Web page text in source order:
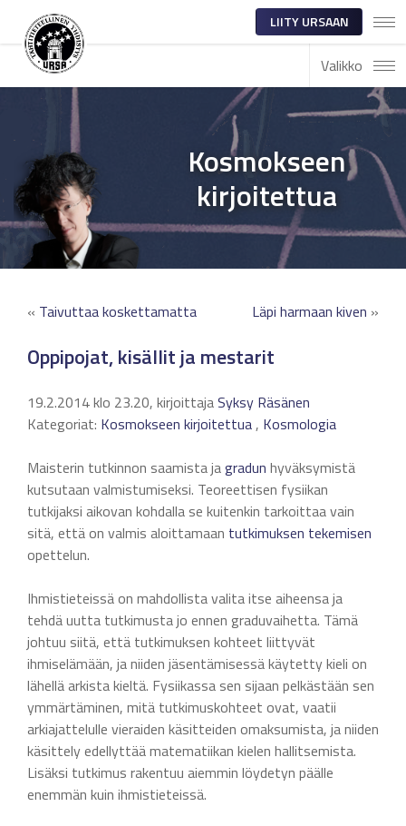
LIITY URSAAN
Valikko
Kosmokseen
kirjoitettua
« Taivuttaa koskettamatta Läpi harmaan kiven »
Oppipojat, kisällit ja mestarit
19.2.2014 klo 23.20, kirjoittajaSyksy Räsänen
Kategoriat: Kosmokseen kirjoitettua, Kosmologia
Maisterin tutkinnon saamista jagradun hyväksymistä
kutsutaan valmistumiseksi. Teoreettisen fysiikan
tutkijaksi aikovan kohdalla se kuitenkin tarkoittaa vain
sitä, että on valmis aloittamaan tutkimuksen tekemisen
opettelun.
Ihmistieteissä on mahdollista valita itse aiheensa ja
tehdä uutta tutkimusta jo ennen graduvaihetta. Tämä
johtuu siitä, että tutkimuksen kohteet liittyvät
ihmiselämään, ja niiden jäsentämisessä käytetty kieli on
lähellä arkista kieltä. Fysiikassa sen sijaan pelkästään sen
ymmärtäminen, mitä tutkimuskohteet ovat, vaatii
arkiajattelulle vieraiden käsitteiden omaksumista, ja niiden
käsittely edellyttää matematiikan kielen hallitsemista.
Lisäksi tutkimus rakentuu aiemmin löydetyn päälle
enemmän kuin ihmistieteissä.